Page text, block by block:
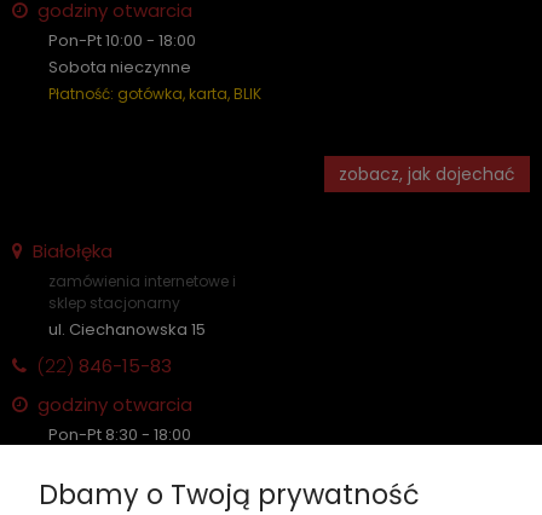
godziny otwarcia
Pon-Pt 10:00 - 18:00
Sobota nieczynne
Płatność: gotówka, karta, BLIK
zobacz, jak dojechać
Białołęka
zamówienia internetowe i
sklep stacjonarny
ul. Ciechanowska 15
(22) 846-15-83
godziny otwarcia
Pon-Pt 8:30 - 18:00
Płatność: gotówka, karta, BLIK
Dbamy o Twoją prywatność